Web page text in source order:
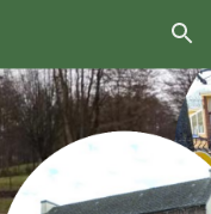
Skip to navigation